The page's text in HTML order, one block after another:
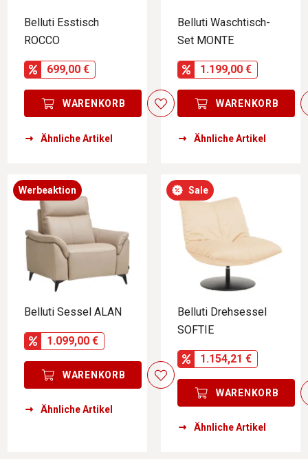
Belluti Esstisch
ROCCO
699,00 €
WARENKORB
Ähnliche Artikel
Belluti Waschtisch-
Set MONTE
1.199,00 €
WARENKORB
Ähnliche Artikel
Werbeaktion
Belluti Sessel ALAN
1.099,00 €
WARENKORB
Ähnliche Artikel
Sale
Belluti Drehsessel
SOFTIE
1.154,21 €
WARENKORB
Ähnliche Artikel